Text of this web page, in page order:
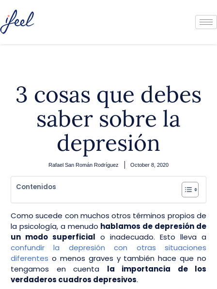
3 cosas que debes
saber sobre la
depresión
Rafael San Román Rodríguez October 8, 2020
Contenidos
Como sucede con muchos otros términos propios de
la psicología, a menudo hablamos de depresión de
un modo superficial o inadecuado. Esto lleva a
confundir la depresión con otras situaciones
diferentes o menos graves y también hace que no
tengamos en cuenta la importancia de los
verdaderos cuadros depresivos.